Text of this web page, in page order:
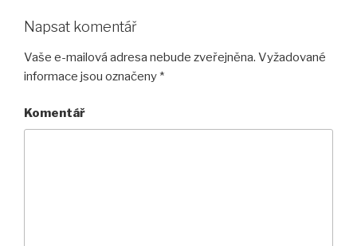
Napsat komentář
Vaše e-mailová adresa nebude zveřejněna. Vyžadované
informace jsou označeny *
Komentář